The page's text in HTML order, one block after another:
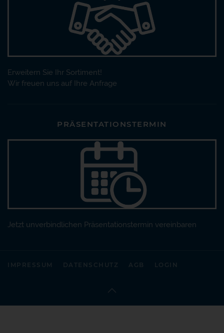
Erweitern Sie Ihr Sortiment!
Wir freuen uns auf Ihre Anfrage
PRÄSENTATIONSTERMIN
Jetzt unverbindlichen Präsentationstermin vereinbaren
IMPRESSUM DATENSCHUTZ AGB LOGIN